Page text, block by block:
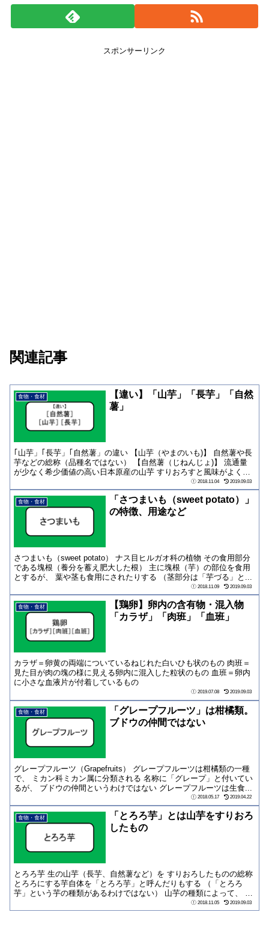
スポンサーリンク
関連記事
食物・食材
【違い】「山芋」「長芋」「自然
薯」
｢山芋」｢長芋」｢自然薯」の違い 【山芋（やまのいも)】 自然薯や長
芋などの総称（品種名ではない） 【自然薯（じねんじょ)】 流通量
が少なく希少価値の高い日本原産の山芋 すりおろすと風味がよく、
2018.11.04 2019.09.03
食物・食材
「さつまいも（sweet potato）」
の特徴、用途など
さつまいも（sweet potato） ナス目ヒルガオ科の植物 その食用部分
である塊根（養分を蓄え肥大した根） 主に塊根（芋）の部位を食用
とするが、 葉や茎も食用にされたりする （茎部分は「芋づる」と...
2018.11.09 2019.09.03
食物・食材
【鶏卵】卵内の含有物・混入物
「カラザ」「肉班」「血班」
カラザ＝卵黄の両端についているねじれた白いひも状のもの 肉班＝
見た目が肉の塊の様に見える卵内に混入した粒状のもの 血班＝卵内
に小さな血液片が付着しているもの
2019.07.08 2019.09.03
食物・食材
「グレープフルーツ」は柑橘類。
ブドウの仲間ではない
グレープフルーツ（Grapefruits） グレープフルーツは柑橘類の一種
で、 ミカン科ミカン属に分類される 名称に「グレープ」と付いてい
るが、 ブドウの仲間というわけではない グレープフルーツは生食...
2018.05.17 2019.04.22
食物・食材
「とろろ芋」とは山芋をすりおろ
したもの
とろろ芋 生の山芋（長芋、自然薯など）を すりおろしたものの総称
とろろにする芋自体を「とろろ芋」と呼んだりもする （「とろろ
芋」という芋の種類があるわけではない） 山芋の種類によって、 水
2018.11.05 2019.09.03